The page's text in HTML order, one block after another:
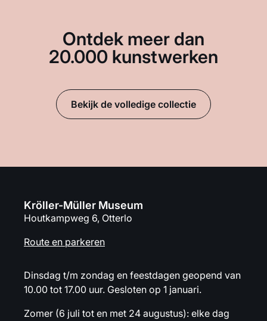
Ontdek meer dan
20.000 kunstwerken
Bekijk de volledige collectie
Kröller-Müller Museum
Houtkampweg 6, Otterlo
Route en parkeren
Dinsdag t/m zondag en feestdagen geopend van
10.00 tot 17.00 uur. Gesloten op 1 januari.
Zomer (6 juli tot en met 24 augustus): elke dag